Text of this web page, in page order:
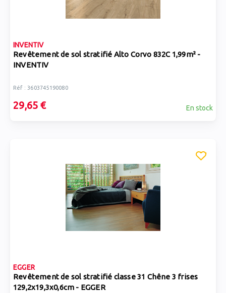
INVENTIV
Revêtement de sol stratifié Alto Corvo 832C 1,99m² -
INVENTIV
Réf : 3603745190080
29,65 € En stock
EGGER
Revêtement de sol stratifié classe 31 Chêne 3 frises
129,2x19,3x0,6cm - EGGER